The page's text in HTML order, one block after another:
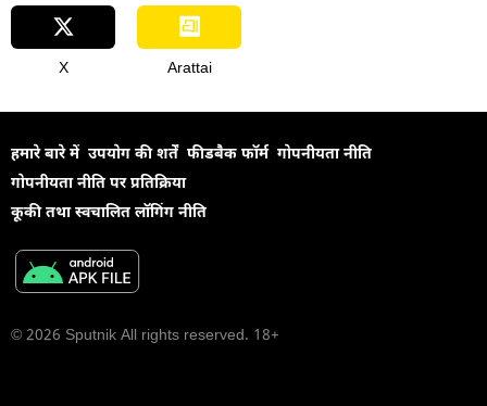
X Arattai
हमारे बारे में उपयोग की शर्तें फीडबैक फॉर्म गोपनीयता नीति
गोपनीयता नीति पर प्रतिक्रिया
कूकी तथा स्वचालित लॉगिंग नीति
© 2026 Sputnik All rights reserved. 18+